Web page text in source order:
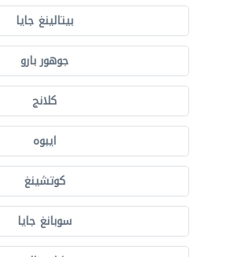
بيتالينغ جايا
جوهور بارو
كلانج
ايبوه
كوتشينغ
سوبانغ جايا